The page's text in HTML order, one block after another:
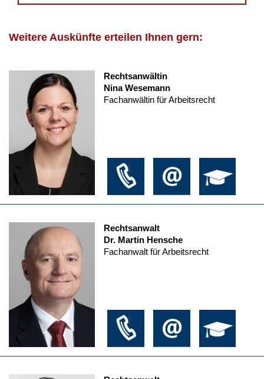
Weitere Auskünfte erteilen Ihnen gern:
Rechtsanwältin
Nina Wesemann
Fachanwältin für Arbeitsrecht
Rechtsanwalt
Dr. Martin Hensche
Fachanwalt für Arbeitsrecht